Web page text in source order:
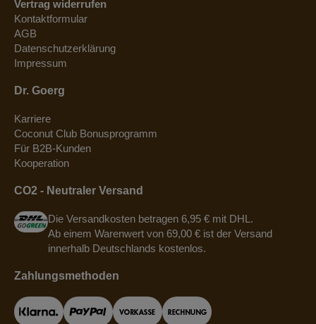
Vertrag widerrufen
Kontaktformular
AGB
Datenschutzerklärung
Impressum
Dr. Goerg
Karriere
Coconut Club Bonusprogramm
Für B2B-Kunden
Kooperation
CO2 - Neutraler Versand
Die Versandkosten betragen 6,95 € mit DHL.
Ab einem Warenwert von 69,00 € ist der Versand
innerhalb Deutschlands kostenlos.
Zahlungsmethoden